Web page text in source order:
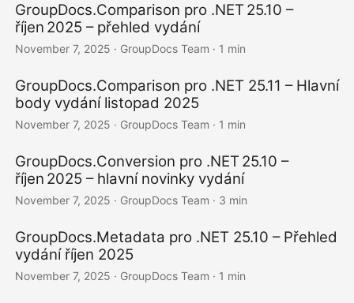
GroupDocs.Comparison pro .NET 25.10 –
říjen 2025 – přehled vydání
November 7, 2025 · GroupDocs Team · 1 min
GroupDocs.Comparison pro .NET 25.11 – Hlavní
body vydání listopad 2025
November 7, 2025 · GroupDocs Team · 1 min
GroupDocs.Conversion pro .NET 25.10 –
říjen 2025 – hlavní novinky vydání
November 7, 2025 · GroupDocs Team · 3 min
GroupDocs.Metadata pro .NET 25.10 – Přehled
vydání říjen 2025
November 7, 2025 · GroupDocs Team · 1 min